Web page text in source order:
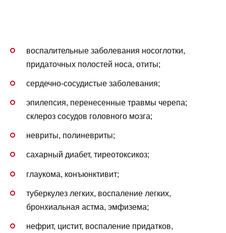
воспалительные заболевания носоглотки,
придаточных полостей носа, отиты;
сердечно-сосудистые заболевания;
эпилепсия, перенесенные травмы черепа;
склероз сосудов головного мозга;
невриты, полиневриты;
сахарный диабет, тиреотоксикоз;
глаукома, конъюнктивит;
туберкулез легких, воспаление легких,
бронхиальная астма, эмфизема;
нефрит, цистит, воспаление придатков,